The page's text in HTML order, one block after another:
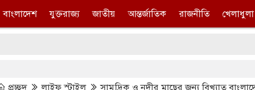
বাংলাদেশ যুক্তরাজ্য জাতীয় আন্তর্জাতিক রাজনীতি খেলাধুলা
প্রচ্ছদ লাইফ স্টাইল সামুদ্রিক ও নদীর মাছের জন্য বিখ্যাত